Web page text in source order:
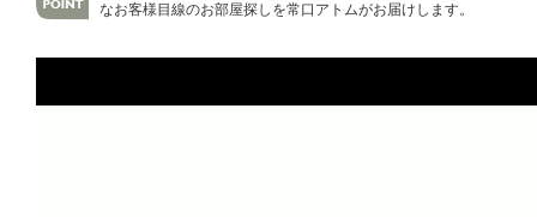
なお客様目線のお部屋探しを常口アトムがお届けします。